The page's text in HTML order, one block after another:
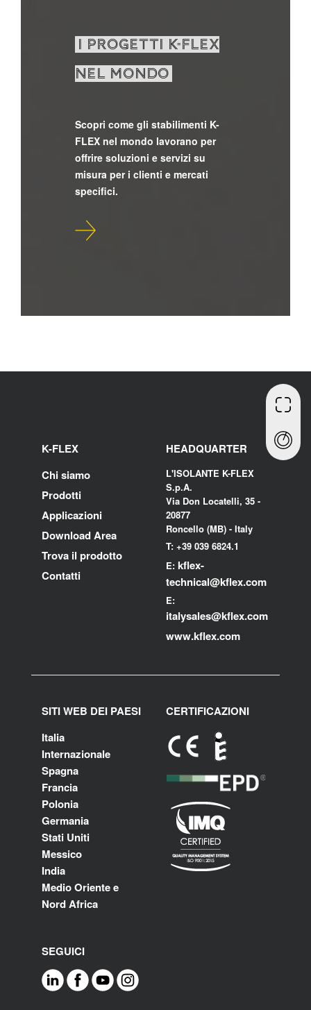
I PROGETTI K-FLEX
NEL MONDO
Scopri come gli stabilimenti K-
FLEX nel mondo lavorano per
offrire soluzioni e servizi su
misura per i clienti e mercati
specifici.
K-FLEX
Chi siamo
Prodotti
Applicazioni
Download Area
Trova il prodotto
Contatti
HEADQUARTER
L'ISOLANTE K-FLEX
S.p.A.
Via Don Locatelli, 35 -
20877
Roncello (MB) - Italy
T: +39 039 6824.1
E: kflex-
technical@kflex.com
E:
italysales@kflex.com
www.kflex.com
SITI WEB DEI PAESI
Italia
Internazionale
Spagna
Francia
Polonia
Germania
Stati Uniti
Messico
India
Medio Oriente e
Nord Africa
CERTIFICAZIONI
SEGUICI